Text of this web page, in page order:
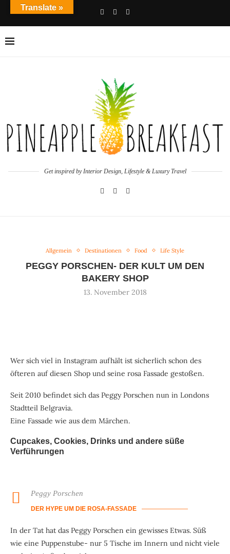
Get inspired by Interior Design, Lifestyle & Luxury Travel
Allgemein Destinationen Food Life Style
PEGGY PORSCHEN- DER KULT UM DEN
BAKERY SHOP
13. November 2018
Wer sich viel in Instagram aufhält ist sicherlich schon des
öfteren auf diesen Shop und seine rosa Fassade gestoßen.
Seit 2010 befindet sich das Peggy Porschen nun in Londons
Stadtteil Belgravia.
Eine Fassade wie aus dem Märchen.
Cupcakes, Cookies, Drinks und andere süße
Verführungen
Peggy Porschen
DER HYPE UM DIE ROSA-FASSADE
In der Tat hat das Peggy Porschen ein gewisses Etwas. Süß
wie eine Puppenstube- nur 5 Tische im Innern und nicht viele
Translate »